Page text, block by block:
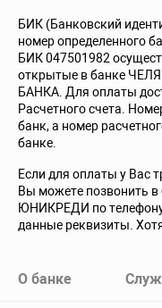
БИК (Банковский
номер определенного
БИК 047501982
открытые в банке
БАНКА. Для оплаты
Расчетного счета.
банк, а номер
банке.
Если для оплаты у Вас
Вы можете
ЮНИКРЕДИ по телефону
данные реквизиты.
О банке